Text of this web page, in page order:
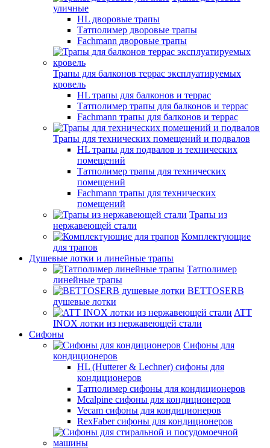
уличные
HL дворовые трапы
Татполимер дворовые трапы
Fachmann дворовые трапы
Трапы для балконов террас эксплуатируемых
кровель
HL трапы для балконов и террас
Татполимер трапы для балконов и террас
Fachmann трапы для балконов и террас
Трапы для технических помещений и подвалов
HL трапы для подвалов и технических
помещений
Татполимер трапы для технических
помещений
Fachmann трапы для технических
помещений
Трапы из
нержавеющей стали
Комплектующие
для трапов
Душевые лотки и линейные трапы
Татполимер
линейные трапы
BETTOSERB
душевые лотки
ATT
INOX лотки из нержавеющей стали
Сифоны
Сифоны для
кондиционеров
HL (Hutterer & Lechner) сифоны для
кондиционеров
Татполимер сифоны для кондиционеров
Mcalpine сифоны для кондиционеров
Vecam сифоны для кондиционеров
RexFaber сифоны для кондиционеров